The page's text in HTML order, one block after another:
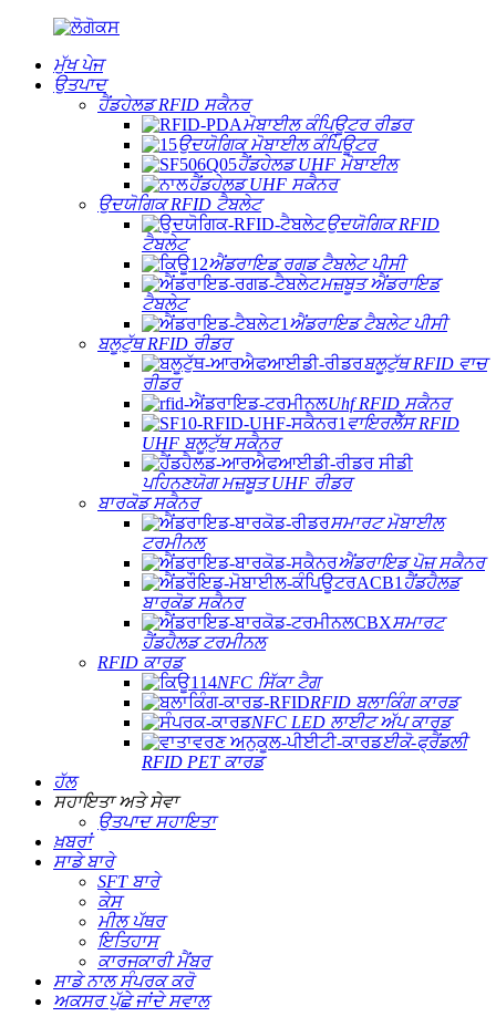
ਮੁੱਖ ਪੇਜ
ਉਤਪਾਦ
ਹੈਂਡਹੇਲਡ RFID ਸਕੈਨਰ
ਮੋਬਾਈਲ ਕੰਪਿਊਟਰ ਰੀਡਰ
ਉਦਯੋਗਿਕ ਮੋਬਾਈਲ ਕੰਪਿਊਟਰ
ਹੈਂਡਹੇਲਡ UHF ਮੋਬਾਈਲ
ਹੈਂਡਹੇਲਡ UHF ਸਕੈਨਰ
ਉਦਯੋਗਿਕ RFID ਟੈਬਲੇਟ
ਉਦਯੋਗਿਕ RFID
ਟੈਬਲੇਟ
ਐਂਡਰਾਇਡ ਰਗਡ ਟੈਬਲੇਟ ਪੀਸੀ
ਮਜ਼ਬੂਤ ​​ਐਂਡਰਾਇਡ
ਟੈਬਲੇਟ
ਐਂਡਰਾਇਡ ਟੈਬਲੇਟ ਪੀਸੀ
ਬਲੂਟੁੱਥ RFID ਰੀਡਰ
ਬਲੂਟੁੱਥ RFID ਵਾਚ
ਰੀਡਰ
Uhf RFID ਸਕੈਨਰ
ਵਾਇਰਲੈੱਸ RFID
UHF ਬਲੂਟੁੱਥ ਸਕੈਨਰ
ਪਹਿਨਣਯੋਗ ਮਜ਼ਬੂਤ ​​UHF ਰੀਡਰ
ਬਾਰਕੋਡ ਸਕੈਨਰ
ਸਮਾਰਟ ਮੋਬਾਈਲ
ਟਰਮੀਨਲ
ਐਂਡਰਾਇਡ ਪੋਜ਼ ਸਕੈਨਰ
ਹੈਂਡਹੈਲਡ
ਬਾਰਕੋਡ ਸਕੈਨਰ
ਸਮਾਰਟ
ਹੈਂਡਹੈਲਡ ਟਰਮੀਨਲ
RFID ਕਾਰਡ
NFC ਸਿੱਕਾ ਟੈਗ
RFID ਬਲਾਕਿੰਗ ਕਾਰਡ
NFC LED ਲਾਈਟ ਅੱਪ ਕਾਰਡ
ਈਕੋ-ਫ੍ਰੈਂਡਲੀ
RFID PET ਕਾਰਡ
ਹੱਲ
ਸਹਾਇਤਾ ਅਤੇ ਸੇਵਾ
ਉਤਪਾਦ ਸਹਾਇਤਾ
ਖ਼ਬਰਾਂ
ਸਾਡੇ ਬਾਰੇ
SFT ਬਾਰੇ
ਕੇਸ
ਮੀਲ ਪੱਥਰ
ਇਤਿਹਾਸ
ਕਾਰਜਕਾਰੀ ਮੈਂਬਰ
ਸਾਡੇ ਨਾਲ ਸੰਪਰਕ ਕਰੋ
ਅਕਸਰ ਪੁੱਛੇ ਜਾਂਦੇ ਸਵਾਲ